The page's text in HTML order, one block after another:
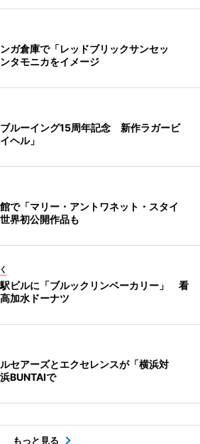
ガ倉庫で「レッドブリックサンセッ
タモニカをイメージ
ルーイング15周年記念 新作ラガービ
ヘル」
で「マリー・アントワネット・スタイ
界初公開作品も
ビルに「ブルックリンベーカリー」 看
加水ドーナツ
セアーズとエクセレンスが「横浜対
BUNTAIで
もっと見る